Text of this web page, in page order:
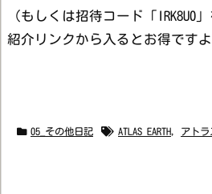
（もしくは招待コード「IRK8U0」
紹介リンクから入るとお得ですよ
05_その他日記 ATLAS EARTH, アトラ